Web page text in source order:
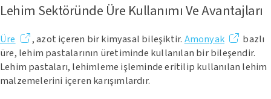
Lehim Sektöründe Üre Kullanımı Ve Avantajları
Üre , azot içeren bir kimyasal bileşiktir. Amonyak
bazlı
üre, lehim pastalarının üretiminde kullanılan bir bileşendir.
Lehim pastaları, lehimleme işleminde eritilip kullanılan lehim
malzemelerini içeren karışımlardır.